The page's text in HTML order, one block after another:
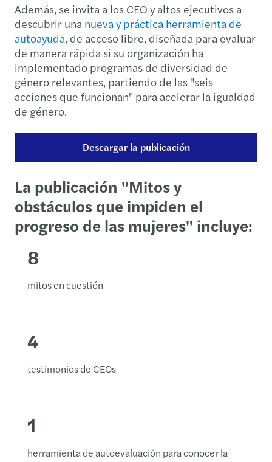
Además, se invita a los CEO y altos ejecutivos a
descubrir una nueva y práctica herramienta de
autoayuda, de acceso libre, diseñada para evaluar
de manera rápida si su organización ha
implementado programas de diversidad de
género relevantes, partiendo de las "seis
acciones que funcionan" para acelerar la igualdad
de género.
Descargar la publicación
La publicación "Mitos y
obstáculos que impiden el
progreso de las mujeres" incluye:
8
mitos en cuestión
4
testimonios de CEOs
1
herramienta de autoevaluación para conocer la